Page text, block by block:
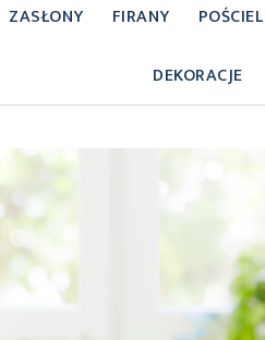
ZASŁONY FIRANY POŚCIEL
DEKORACJE